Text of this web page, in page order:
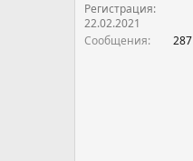
Регистрация:
22.02.2021
Сообщения
287